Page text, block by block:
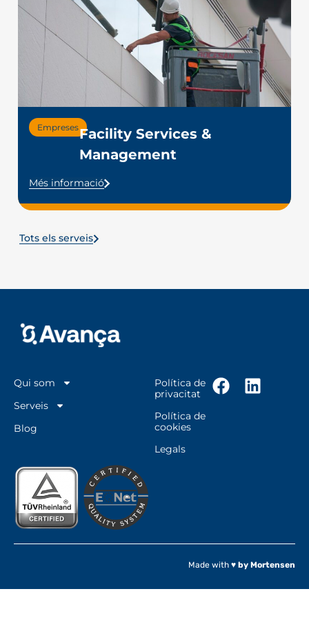
EmpresesFacility Services &
Management
Més informació
Tots els serveis
Qui som
Serveis
Blog
Política de
privacitat
Política de
cookies
Legals
Made with ♥ by Mortensen